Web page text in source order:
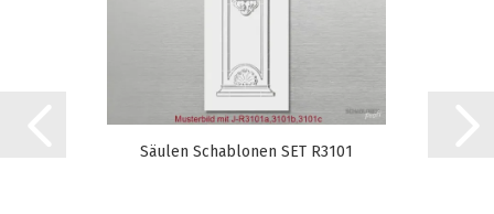
Säulen Schablonen SET R3101